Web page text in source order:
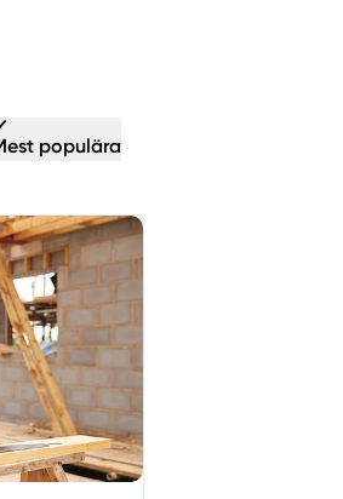
populära